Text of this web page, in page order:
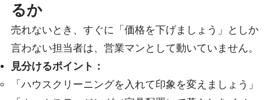
るか
売れないとき、すぐに「価格を下げましょう」としか
言わない担当者は、営業マンとして動いていません。
見分けるポイント：
「ハウスクリーニングを入れて印象を変えましょう」